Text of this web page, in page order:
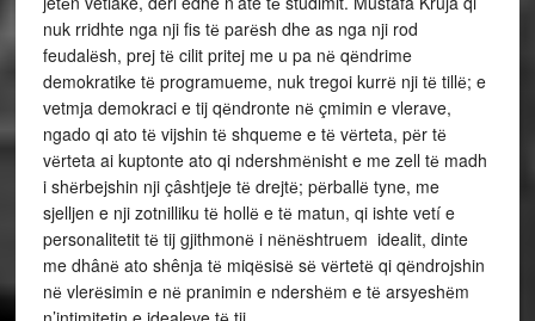
nuk rridhte nga nji fis tё parёsh dhe as nga nji rod
feudalёsh, prej tё cilit pritej me u pa nё qёndrime
demokratike tё programueme, nuk tregoi kurrё nji tё tillё; e
vetmja demokraci e tij qёndronte nё çmimin e vlerave,
ngado qi ato tё vijshin tё shqueme e tё vёrteta, pёr tё
vёrteta ai kuptonte ato qi ndershmёnisht e me zell tё madh
i shёrbejshin nji çâshtjeje tё drejtё; pёrballё tyne, me
sjelljen e nji zotnilliku tё hollё e tё matun, qi ishte vetí e
personalitetit tё tij gjithmonё i nёnёshtruem idealit, dinte
me dhânё ato shênja tё miqёsisё sё vёrtetё qi qёndrojshin
nё vlerёsimin e nё pranimin e ndershёm e tё arsyeshёm